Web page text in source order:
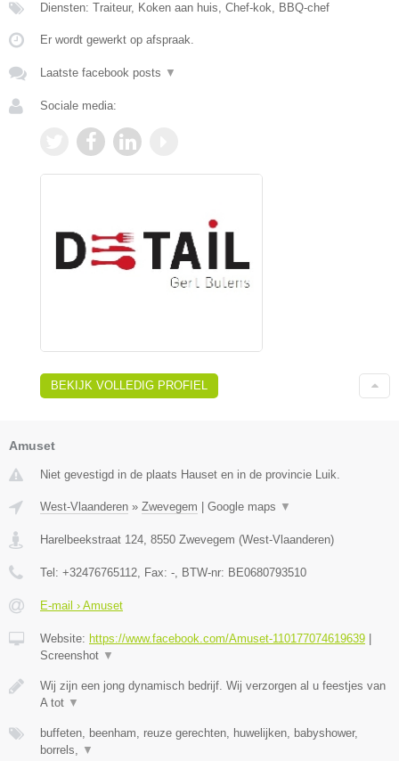
Diensten: Traiteur, Koken aan huis, Chef-kok, BBQ-chef
Er wordt gewerkt op afspraak.
Laatste facebook posts ▼
Sociale media:
BEKIJK VOLLEDIG PROFIEL
Amuset
Niet gevestigd in de plaats Hauset en in de provincie Luik.
West-Vlaanderen » Zwevegem Google maps ▼
Harelbeekstraat 124, 8550 Zwevegem (West-Vlaanderen)
Tel: +32476765112, Fax: -, BTW-nr: BE0680793510
E-mail › Amuset
Website: https://www.facebook.com/Amuset-110177074619639
Screenshot ▼
Wij zijn een jong dynamisch bedrijf. Wij verzorgen al u feestjes van
A tot ▼
buffeten, beenham, reuze gerechten, huwelijken, babyshower,
borrels, ▼